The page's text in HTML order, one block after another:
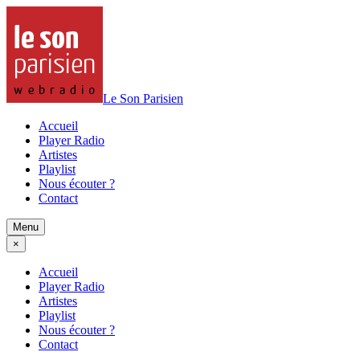
Le Son Parisien
Accueil
Player Radio
Artistes
Playlist
Nous écouter ?
Contact
Menu
×
Accueil
Player Radio
Artistes
Playlist
Nous écouter ?
Contact